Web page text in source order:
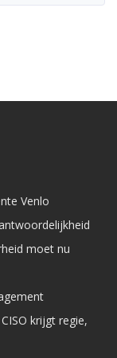
Venlo
moet nu
krijgt regie,